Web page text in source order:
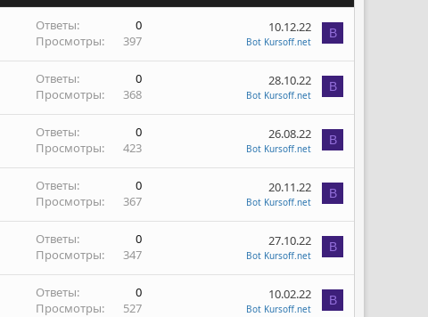
Ответы
0
Просмотры
397
10.12.22
Bot Kursoff.net
B
Ответы
0
Просмотры
368
28.10.22
Bot Kursoff.net
B
Ответы
0
Просмотры
423
26.08.22
Bot Kursoff.net
B
Ответы
0
Просмотры
367
20.11.22
Bot Kursoff.net
B
Ответы
0
Просмотры
347
27.10.22
Bot Kursoff.net
B
Ответы
0
Просмотры
527
10.02.22
Bot Kursoff.net
B